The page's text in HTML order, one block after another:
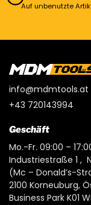
Auf unbenutzte
info@mdmtools.at
+43 720143994
Geschäft
Mo.-Fr. 09:00 –
Industriestraße 1 ,
(Mc – Donald’s-
2100 Korneuburg,
Business Park K01